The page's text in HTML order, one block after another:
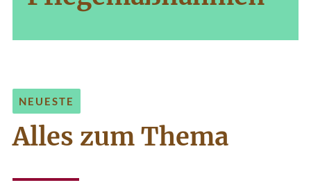
NEUESTE
Alles zum Thema